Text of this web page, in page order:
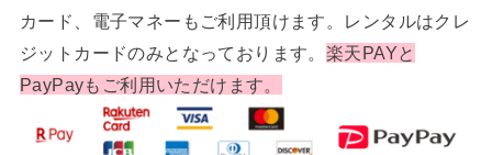
カード、電子マネーもご利用頂けます。レンタルはクレ
ジットカードのみとなっております。 楽天PAYと
PayPayもご利用いただけます。